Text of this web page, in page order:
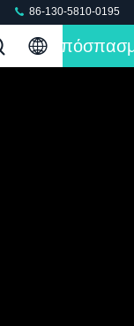
86-130-5810-0195